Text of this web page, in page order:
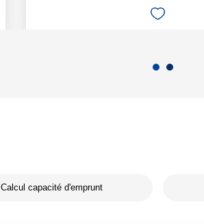
Calcul capacité d'emprunt